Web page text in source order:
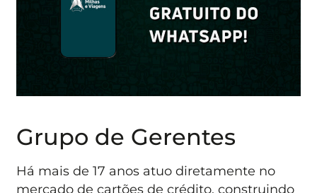
Grupo de Gerentes
Há mais de 17 anos atuo diretamente no
mercado de cartões de crédito, construindo